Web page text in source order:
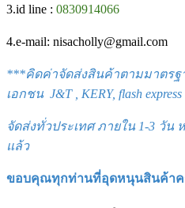
3.id line : 0830914066
4.e-mail: nisacholly@gmail.com
***คิดค่าจัดส่งสินค้าตามมาตร
เอกชน J&T , KERY, flash express
จัดส่งทั่วประเทศ ภายใน 1-3 วัน
แล้ว
ขอบคุณทุกท่านที่อุดหนุนสินค้าค